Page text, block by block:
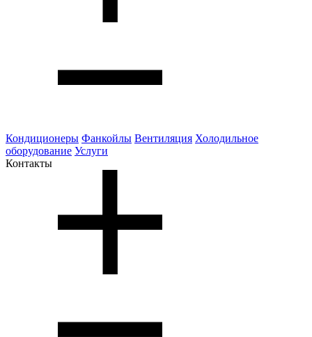
Кондиционеры Фанкойлы Вентиляция Холодильное
оборудование Услуги
Контакты